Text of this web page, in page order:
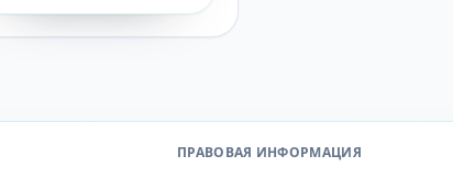
ПРАВОВАЯ ИНФОРМАЦИЯ